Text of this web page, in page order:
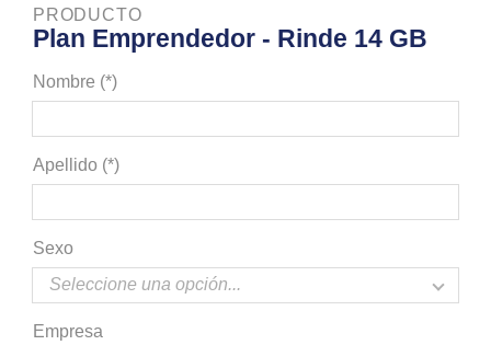
PRODUCTO
Plan Emprendedor - Rinde 14 GB
Nombre (*)
Apellido (*)
Sexo
Empresa